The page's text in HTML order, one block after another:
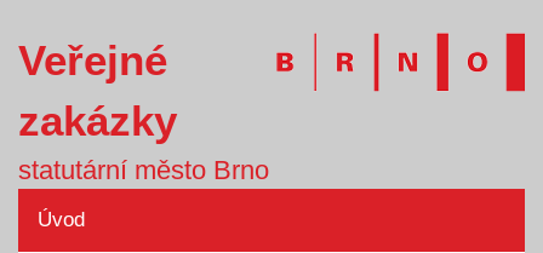
Veřejné
zakázky
statutární město Brno
Úvod